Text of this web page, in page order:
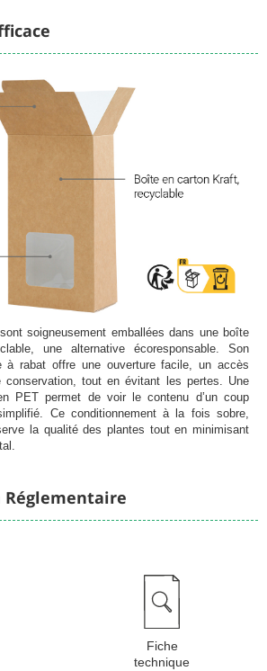
soigneusement emballées dans une boîte
une alternative écoresponsable. Son
à rabat offre une ouverture facile, un accès
conservation, tout en évitant les pertes. Une
PET permet de voir le contenu d’un coup
Ce conditionnement à la fois sobre,
la qualité des plantes tout en minimisant
Fiche
technique